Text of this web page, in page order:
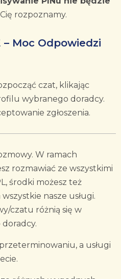
rozpoznamy.
– Moc Odpowiedzi
czat, klikając
wybranego doradcy.
zgłoszenia.
W ramach
rozmawiać ze wszystkimi
środki możesz też
nasze usługi.
czatu różnią się w
a usługi